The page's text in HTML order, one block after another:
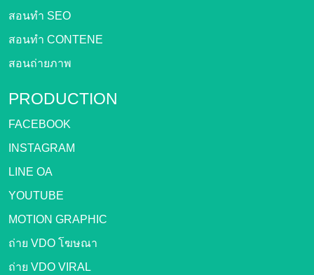
สอนทำ SEO
สอนทำ CONTENE
สอนถ่ายภาพ
PRODUCTION
FACEBOOK
INSTAGRAM
LINE OA
YOUTUBE
MOTION GRAPHIC
ถ่าย VDO โฆษณา
ถ่าย VDO VIRAL